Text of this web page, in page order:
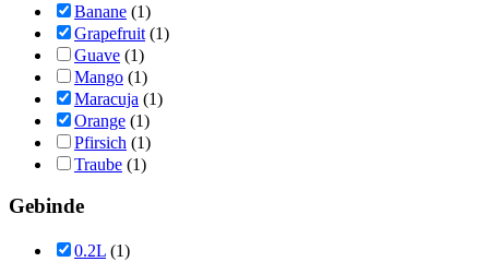
Banane (1)
Grapefruit (1)
Guave (1)
Mango (1)
Maracuja (1)
Orange (1)
Pfirsich (1)
Traube (1)
Gebinde
0.2L (1)